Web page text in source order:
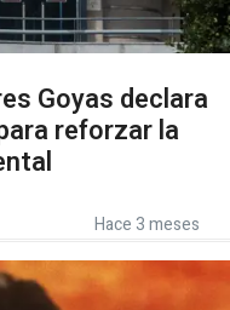
Goyas declara
reforzar la
Hace 3 meses